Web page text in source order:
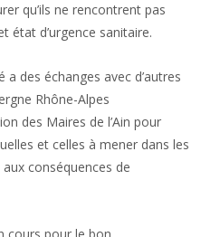
qu’ils ne rencontrent pas
état d’urgence sanitaire.
des échanges avec d’autres
Rhône-Alpes
des Maires de l’Ain pour
et celles à mener dans les
conséquences de